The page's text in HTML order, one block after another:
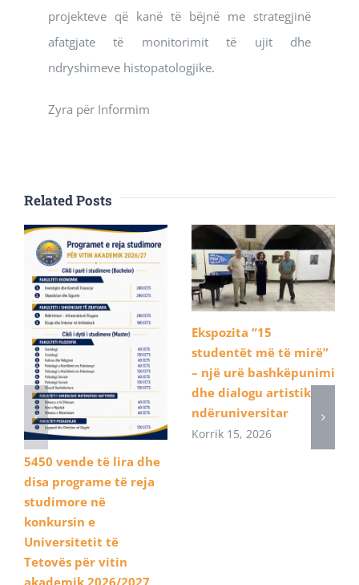
projekteve që kanë të bëjnë me strategjinë
afatgjate të monitorimit të ujit dhe
ndryshimeve histopatologjike.
Zyra për Informim
Related Posts
5450 vende të lira dhe
disa programe të reja
studimore në
konkursin e
Universitetit të
Tetovës për vitin
akademik 2026/2027
Ekspozita “15
studentët më të mirë”
– një urë bashkëpunimi
dhe dialogu artistik
ndëruniversitar
Korrik 15, 2026